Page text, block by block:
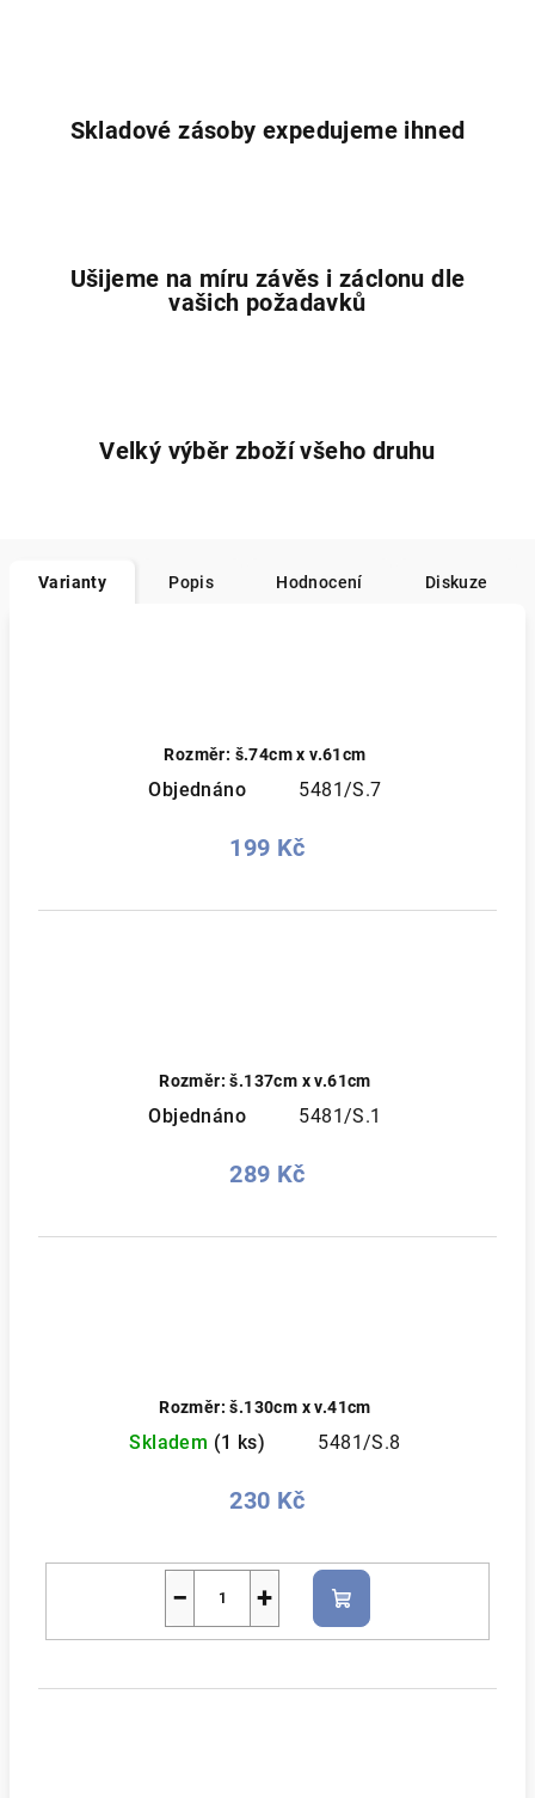
Skladové zásoby expedujeme ihned
Ušijeme na míru závěs i záclonu dle
vašich požadavků
Velký výběr zboží všeho druhu
Varianty Popis Hodnocení Diskuze
Rozměr: š.74cm x v.61cm
Objednáno 5481/S.7
199 Kč
Rozměr: š.137cm x v.61cm
Objednáno 5481/S.1
289 Kč
Rozměr: š.130cm x v.41cm
Skladem (1 ks) 5481/S.8
230 Kč
+
−
Do
košíku